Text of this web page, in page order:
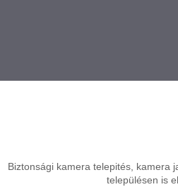
Biztonsági kamera telepités, kamera
településen is